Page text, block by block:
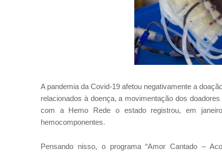
A pandemia da Covid-19 afetou negativamente a
relacionados à doença, a movimentação dos
com a Hemo Rede o estado registrou, em
hemocomponentes.
Pensando nisso, o programa “Amor Cantado –